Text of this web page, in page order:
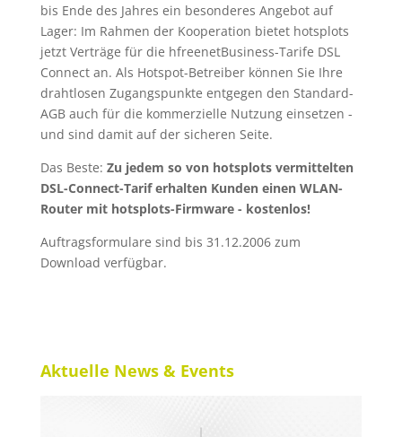
bis Ende des Jahres ein besonderes Angebot auf
Lager: Im Rahmen der Kooperation bietet hotsplots
jetzt Verträge für die hfreenetBusiness-Tarife DSL
Connect an. Als Hotspot-Betreiber können Sie Ihre
drahtlosen Zugangspunkte entgegen den Standard-
AGB auch für die kommerzielle Nutzung einsetzen -
und sind damit auf der sicheren Seite.
Das Beste: Zu jedem so von hotsplots vermittelten
DSL-Connect-Tarif erhalten Kunden einen WLAN-
Router mit hotsplots-Firmware - kostenlos!
Auftragsformulare sind bis 31.12.2006 zum
Download verfügbar.
Aktuelle News & Events